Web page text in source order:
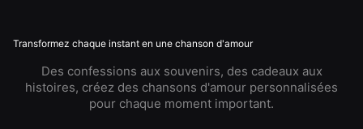
Transformez chaque instant en une chanson d'amour
Des confessions aux souvenirs, des cadeaux aux
histoires, créez des chansons d'amour personnalisées
pour chaque moment important.